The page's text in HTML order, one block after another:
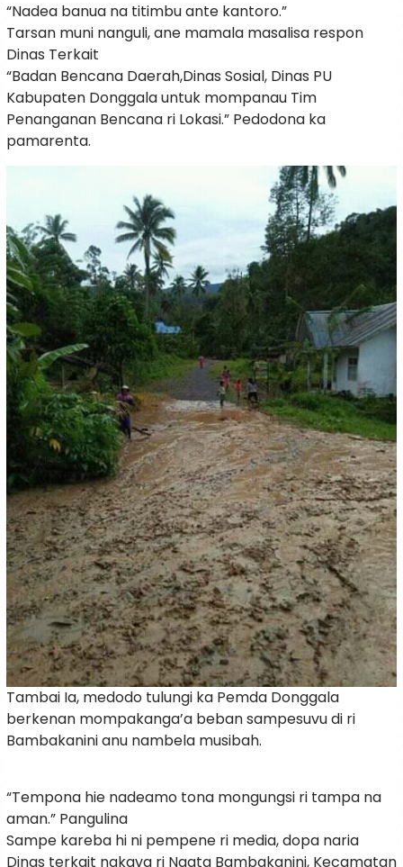
“Nadea banua na titimbu ante kantoro.”
Tarsan muni nanguli, ane mamala masalisa respon
Dinas Terkait
“Badan Bencana Daerah,Dinas Sosial, Dinas PU
Kabupaten Donggala untuk mompanau Tim
Penanganan Bencana ri Lokasi.” Pedodona ka
pamarenta.
Tambai Ia, medodo tulungi ka Pemda Donggala
berkenan mompakanga’a beban sampesuvu di ri
Bambakanini anu nambela musibah.
“Tempona hie nadeamo tona mongungsi ri tampa na
aman.” Pangulina
Sampe kareba hi ni pempene ri media, dopa naria
Dinas terkait nakava ri Ngata Bambakanini, Kecamatan